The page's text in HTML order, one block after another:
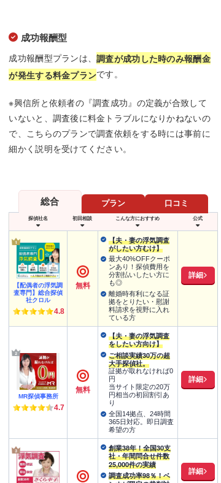
成功報酬型
成功報酬型プランは、調査が成功した時のみ報酬金
が発生する料金プランです。
※興信所と依頼者の『調査成功』の定義が合致して
いないと、調査後に料金トラブルになりかねないの
で、こちらのプランで調査依頼をする時には事前に
細かく説明を受けてください。
総合 プラン 口コミ
探偵社名 初回相談 こんな方におすすめ 公式
【配偶者の浮気調
査専門】総合探偵
社クロル
4.8
無料
【夫・妻の浮気調査
がしたい方むけ】
最大40%OFFクーポ
ンあり！探偵費用を
分割払いしたい方に
も◎
離婚時有利になる証
拠をとりたい・慰謝
料請求を視野に入れ
ている方
詳細
MR探偵事務所
4.7
無料
【夫・妻の浮気調査
をしたい方向け】
ご相談実績30万の超
大手探偵社。
証拠が取れなければ0
円
当サイト限定の20万
円相当の初回割引あ
り
全国14拠点、24時間
365日対応。即日調査
希望の方
詳細
創業38年！全国30支
社・年間問合せ件数
25,000件の実績
調査成功率98％！ベ
詳細